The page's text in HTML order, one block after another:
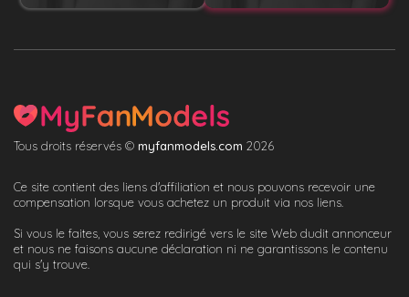
Tous droits réservés © myfanmodels.com 2026
Ce site contient des liens d'affiliation et nous pouvons recevoir une
compensation lorsque vous achetez un produit via nos liens.
Si vous le faites, vous serez redirigé vers le site Web dudit annonceur
et nous ne faisons aucune déclaration ni ne garantissons le contenu
qui s'y trouve.